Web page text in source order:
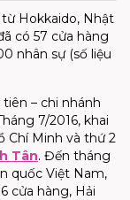
Hokkaido, Nhật
có 57 cửa hàng
nhân sự (số liệu
– chi nhánh
7/2016, khai
Chí Minh và thứ 2
Tân. Đến tháng
quốc Việt Nam,
cửa hàng, Hải